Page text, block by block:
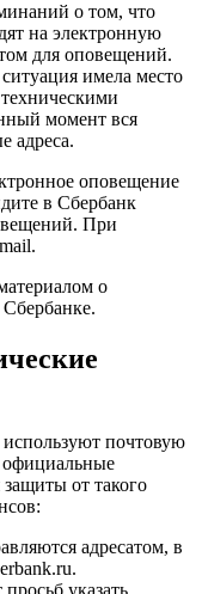
о том, что
на электронную
для оповещений.
имела место
момент вся
адреса.
оповещение
в Сбербанк
При
о
Сбербанке.
почтовую
официальные
от такого
адресатом, в